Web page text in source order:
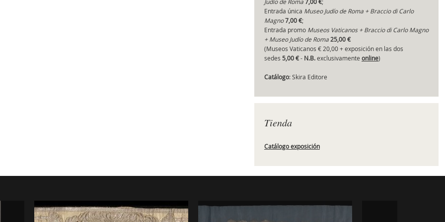
Entrada única Museo Judío de Roma + Braccio di Carlo
Magno7,00 €;
Entrada promo Museos Vaticanos + Braccio di Carlo Magno
+ Museo Judío de Roma25,00 €
(Museos Vaticanos € 20,00 + exposición en las dos
sedes 5,00 €-N.B.exclusivamente online)
Catálogo: Skira Editore
Tienda
Catálogo exposición